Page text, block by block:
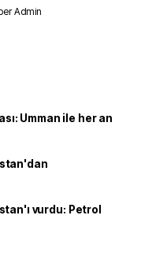
Admin
Umman ile her an
vurdu: Petrol